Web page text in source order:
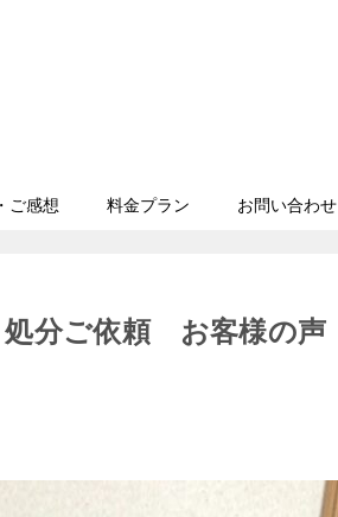
ご感想 料金プラン お問い合わせ
処分ご依頼 お客様の声